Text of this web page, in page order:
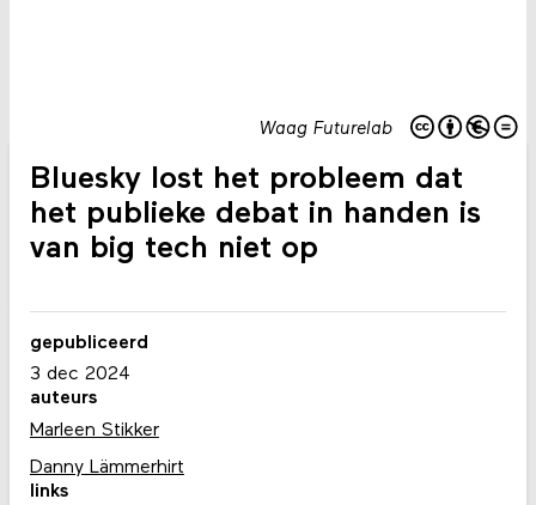
Waag Futurelab
Bluesky lost het probleem dat
het publieke debat in handen is
van big tech niet op
gepubliceerd
3 dec 2024
auteurs
Marleen Stikker
Danny Lämmerhirt
links